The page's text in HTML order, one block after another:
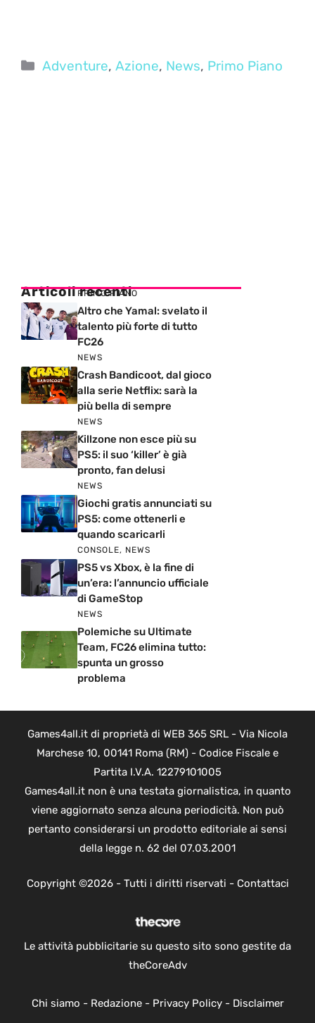
Categorie
Adventure,Azione, News, Primo Piano
Articoli recenti
PRIMO PIANO
Altro che Yamal: svelato il
talento più forte di tutto
FC26
NEWS
Crash Bandicoot, dal gioco
alla serie Netflix: sarà la
più bella di sempre
NEWS
Killzone non esce più su
PS5: il suo ‘killer’ è già
pronto, fan delusi
NEWS
Giochi gratis annunciati su
PS5: come ottenerli e
quando scaricarli
CONSOLE, NEWS
PS5 vs Xbox, è la fine di
un’era: l’annuncio ufficiale
di GameStop
NEWS
Polemiche su Ultimate
Team, FC26 elimina tutto:
spunta un grosso
problema
Games4all.it di proprietà di WEB 365 SRL - Via Nicola
Marchese 10, 00141 Roma (RM) - Codice Fiscale e
Partita I.V.A. 12279101005
Games4all.it non è una testata giornalistica, in quanto
viene aggiornato senza alcuna periodicità. Non può
pertanto considerarsi un prodotto editoriale ai sensi
della legge n. 62 del 07.03.2001
Copyright ©2026 - Tutti i diritti riservati - Contattaci
Le attività pubblicitarie su questo sito sono gestite da
theCoreAdv
Chi siamo - Redazione- Privacy Policy- Disclaimer